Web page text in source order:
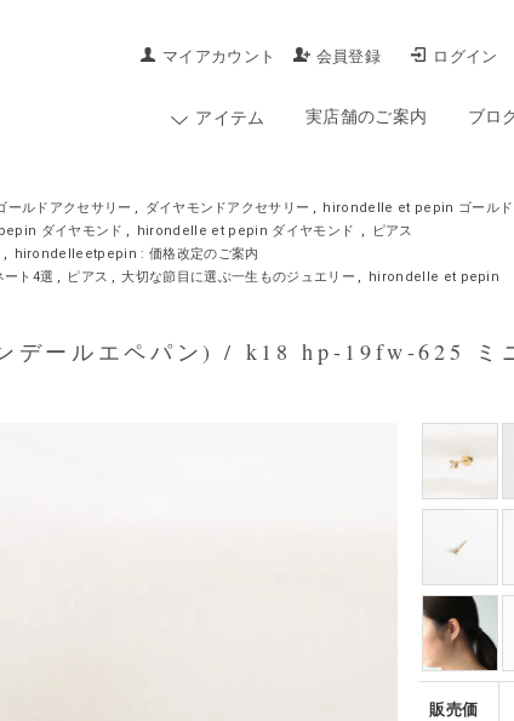
マイアカウント 会員登録 ログイン
アイテム 実店舗のご案内 ブロ
ールドアクセサリー , ダイヤモンドアクセサリー , hirondelle et pepin ゴールド
ダイヤモンド , hirondelle et pepin ダイヤモンド ,
ピアス
,
hirondelleetpepin : 価格改定のご案内
ト4選 , ピアス , 大切な節目に選ぶ一生ものジュエリー ,
hirondelle et pepin
ールエペパン) / k18 hp-19fw-625 ミ
販売価